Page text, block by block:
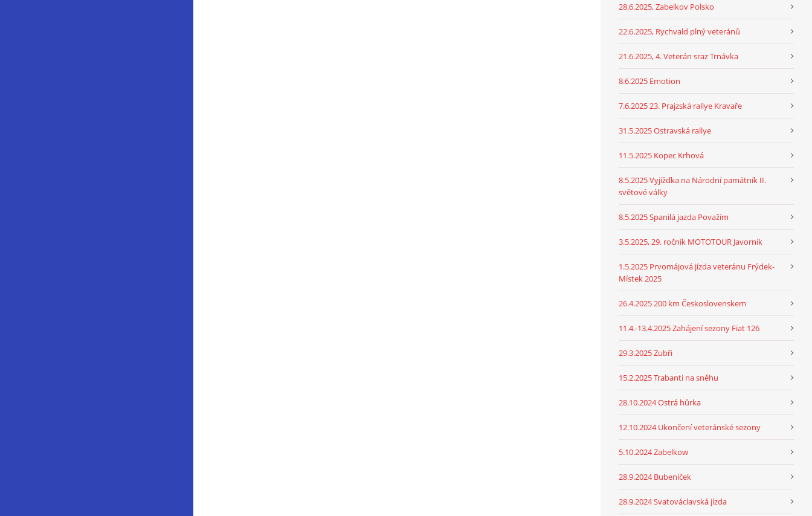
28.6.2025, Zabelkov Polsko
22.6.2025, Rychvald plný veteránů
21.6.2025, 4. Veterán sraz Trnávka
8.6.2025 Emotion
7.6.2025 23. Prajzská rallye Kravaře
31.5.2025 Ostravská rallye
11.5.2025 Kopec Krhová
8.5.2025 Vyjížďka na Národní památník II.
světové války
8.5.2025 Spanilá jazda Považím
3.5.2025, 29. ročník MOTOTOUR Javorník
1.5.2025 Prvomájová jízda veteránu Frýdek-
Místek 2025
26.4.2025 200 km Československem
11.4.-13.4.2025 Zahájení sezony Fiat 126
29.3.2025 Zubři
15.2.2025 Trabanti na sněhu
28.10.2024 Ostrá hůrka
12.10.2024 Ukončení veteránské sezony
5.10.2024 Zabelkow
28.9.2024 Bubeníček
28.9.2024 Svatováclavská jízda